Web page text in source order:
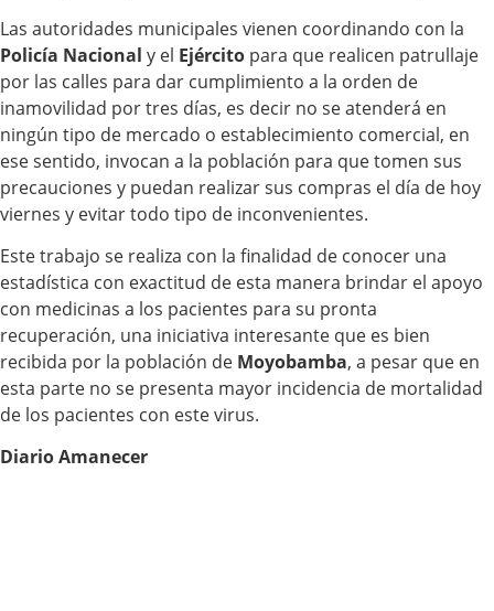
Las autoridades municipales vienen coordinando con la
Policía Nacional y el Ejército para que realicen patrullaje
por las calles para dar cumplimiento a la orden de
inamovilidad por tres días, es decir no se atenderá en
ningún tipo de mercado o establecimiento comercial, en
ese sentido, invocan a la población para que tomen sus
precauciones y puedan realizar sus compras el día de hoy
viernes y evitar todo tipo de inconvenientes.
Este trabajo se realiza con la finalidad de conocer una
estadística con exactitud de esta manera brindar el apoyo
con medicinas a los pacientes para su pronta
recuperación, una iniciativa interesante que es bien
recibida por la población de Moyobamba, a pesar que en
esta parte no se presenta mayor incidencia de mortalidad
de los pacientes con este virus.
Diario Amanecer